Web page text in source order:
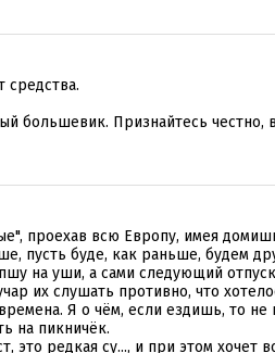
большевик. Признайтесь честно,
проехав всю Европу, имея
пусть буде, как раньше, будем
на уши, а сами следующий
их слушать противно, что
Я о чём, если ездишь, то не
на пикничёк.
редкая су..., и при этом хочет